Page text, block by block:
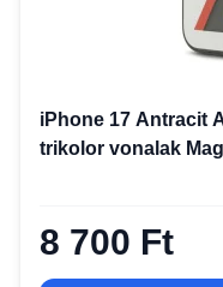
iPhone 17 Antracit
trikolor vonalak
8 700 Ft